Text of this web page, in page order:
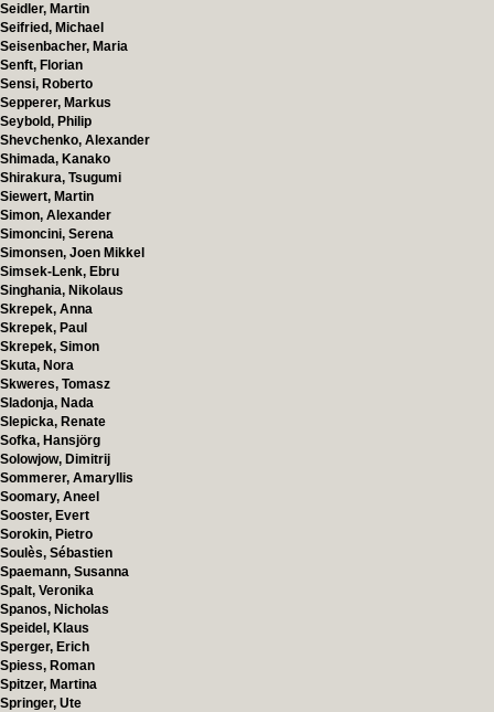
Seidler, Martin
Seifried, Michael
Seisenbacher, Maria
Senft, Florian
Sensi, Roberto
Sepperer, Markus
Seybold, Philip
Shevchenko, Alexander
Shimada, Kanako
Shirakura, Tsugumi
Siewert, Martin
Simon, Alexander
Simoncini, Serena
Simonsen, Joen Mikkel
Simsek-Lenk, Ebru
Singhania, Nikolaus
Skrepek, Anna
Skrepek, Paul
Skrepek, Simon
Skuta, Nora
Skweres, Tomasz
Sladonja, Nada
Slepicka, Renate
Sofka, Hansjörg
Solowjow, Dimitrij
Sommerer, Amaryllis
Soomary, Aneel
Sooster, Evert
Sorokin, Pietro
Soulès, Sébastien
Spaemann, Susanna
Spalt, Veronika
Spanos, Nicholas
Speidel, Klaus
Sperger, Erich
Spiess, Roman
Spitzer, Martina
Springer, Ute